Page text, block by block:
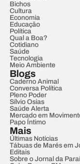
Bichos
Cultura
Economia
Educação
Política
Qual a Boa?
Cotidiano
Saúde
Tecnologia
Meio Ambiente
Blogs
Caderno Animal
Conversa Política
Pleno Poder
Sílvio Osias
Saúde Alerta
Mercado em
Papo Íntimo
Mais
Últimas Notícias
Tábuas de Marés em
Editais
Sobre o Jornal da